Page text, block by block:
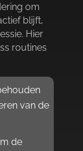
om
blijft,
Hier
routines
van de
de